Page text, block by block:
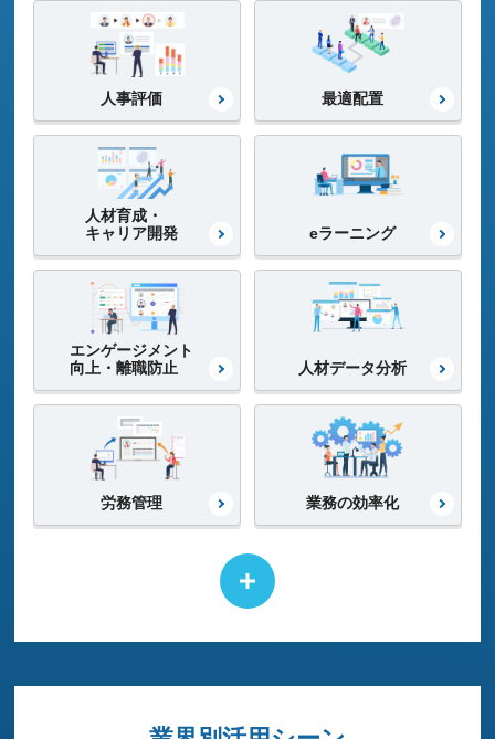
人事評価 最適配置
人材育成・
キャリア開発
eラーニング
エンゲージメント
向上・離職防止
人材データ分析
労務管理 業務の効率化
ポジション管理
健康経営